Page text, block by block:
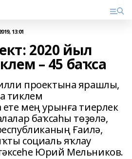
13:01
2020 йыл
– 45 баҡса
проектына ярашлы,
тиклем
мең урынға тиерлек
баҡсаһы төҙөлә,
Ғаилә,
социаль яҡлау
Юрий Мельников.